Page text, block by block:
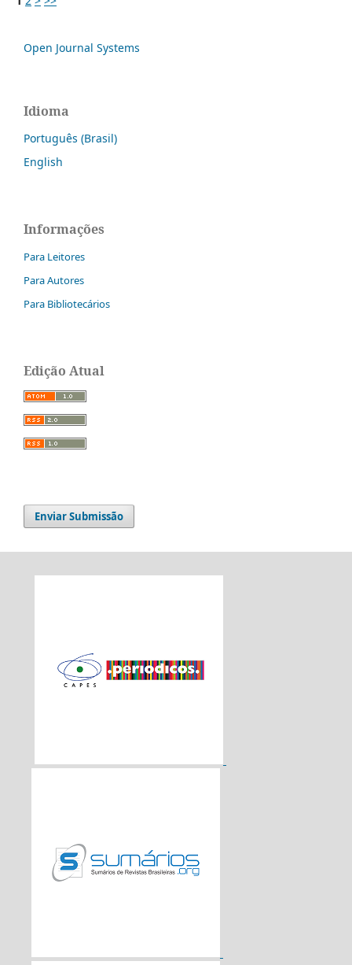
Open Journal Systems
Idioma
Português (Brasil)
English
Informações
Para Leitores
Para Autores
Para Bibliotecários
Edição Atual
Enviar Submissão